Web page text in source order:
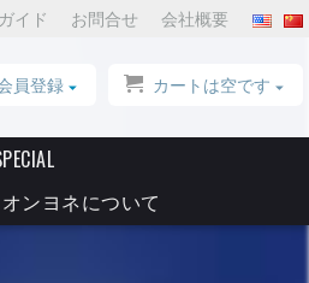
イド お問合せ 会社概要
カートは空です
員登録
オンヨネについて